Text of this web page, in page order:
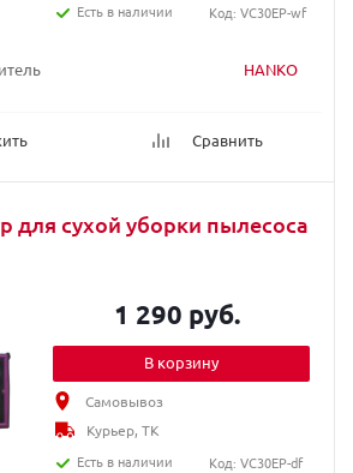
HANKO
Сравнить
Есть в наличии
Код: VC30EP-wf
для сухой уборки пылесоса
1 290 руб.
В корзину
Самовывоз
Курьер, ТК
Есть в наличии
Код: VC30EP-df